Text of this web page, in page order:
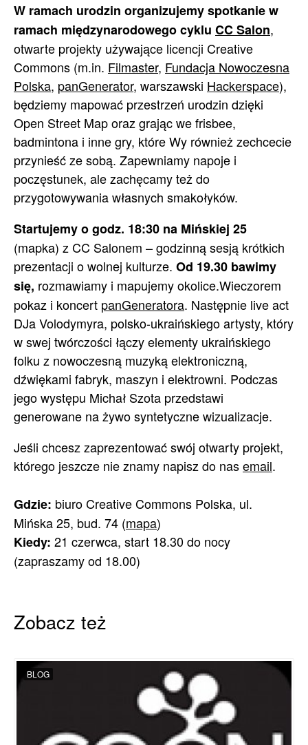
W ramach urodzin organizujemy spotkanie w
ramach międzynarodowego cyklu CC Salon,
otwarte projekty używające licencji Creative
Commons (m.in. Filmaster, Fundacja Nowoczesna
Polska, panGenerator, warszawski Hackerspace),
będziemy mapować przestrzeń urodzin dzięki
Open Street Map oraz grając we frisbee,
badmintona i inne gry, które Wy również zechcecie
przynieść ze sobą. Zapewniamy napoje i
poczęstunek, ale zachęcamy też do
przygotowywania własnych smakołyków.
Startujemy o godz. 18:30 na Mińskiej 25
(mapka) z CC Salonem – godzinną sesją krótkich
prezentacji o wolnej kulturze. Od 19.30 bawimy
się, rozmawiamy i mapujemy okolice.Wieczorem
pokaz i koncert panGeneratora. Następnie live act
DJa Volodymyra, polsko-ukraińskiego artysty, który
w swej twórczości łączy elementy ukraińskiego
folku z nowoczesną muzyką elektroniczną,
dźwiękami fabryk, maszyn i elektrowni. Podczas
jego występu Michał Szota przedstawi
generowane na żywo syntetyczne wizualizacje.
Jeśli chcesz zaprezentować swój otwarty projekt,
którego jeszcze nie znamy napisz do nasemail.
Gdzie: biuro Creative Commons Polska, ul.
Mińska 25, bud. 74 (mapa)
Kiedy: 21 czerwca, start 18.30 do nocy
(zapraszamy od 18.00)
Zobacz też
BLOG